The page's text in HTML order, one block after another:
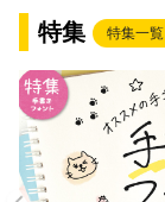
特集 特集一覧